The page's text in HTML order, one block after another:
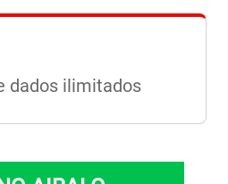
dados ilimitados